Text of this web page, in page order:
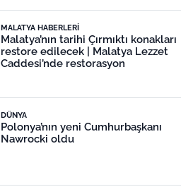
MALATYA HABERLERI
Malatya’nın tarihi Çırmıktı konakları
restore edilecek | Malatya Lezzet
Caddesi’nde restorasyon
DÜNYA
Polonya’nın yeni Cumhurbaşkanı
Nawrocki oldu